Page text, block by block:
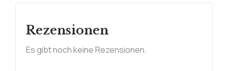
Rezensionen
Es gibt noch keine Rezensionen.